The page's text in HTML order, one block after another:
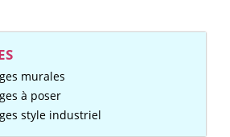
murales
à poser
style industriel